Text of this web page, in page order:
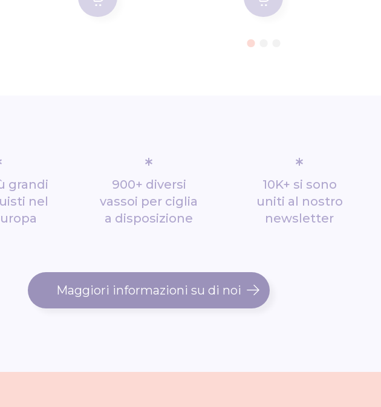
grandi
nel
*
900+ diversi
vassoi per ciglia
a disposizione
*
10K+ si sono
uniti al nostro
newsletter
Maggiori informazioni su di noi